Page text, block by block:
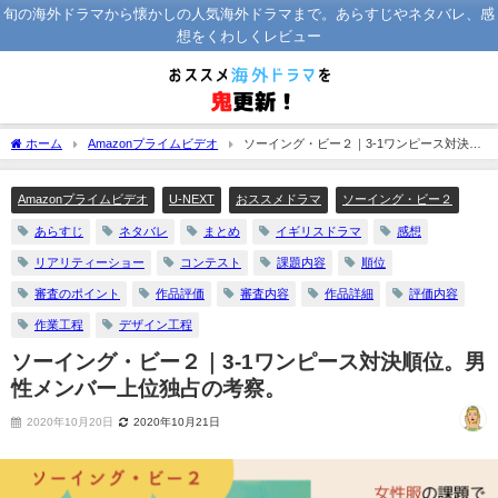
旬の海外ドラマから懐かしの人気海外ドラマまで。あらすじやネタバレ、感
想をくわしくレビュー
ホーム Amazonプライムビデオ
ソーイング・ビー２｜3‐1ワンピース対決順
位。男性メンバー上位独占の考察。
Amazonプライムビデオ U-NEXT おススメドラマ ソーイング・ビー２
あらすじ ネタバレ まとめ イギリスドラマ 感想
リアリティーショー コンテスト 課題内容 順位
審査のポイント 作品評価 審査内容 作品詳細 評価内容
作業工程 デザイン工程
ソーイング・ビー２｜3‐1ワンピース対決順位。男
性メンバー上位独占の考察。
2020年10月20日 2020年10月21日